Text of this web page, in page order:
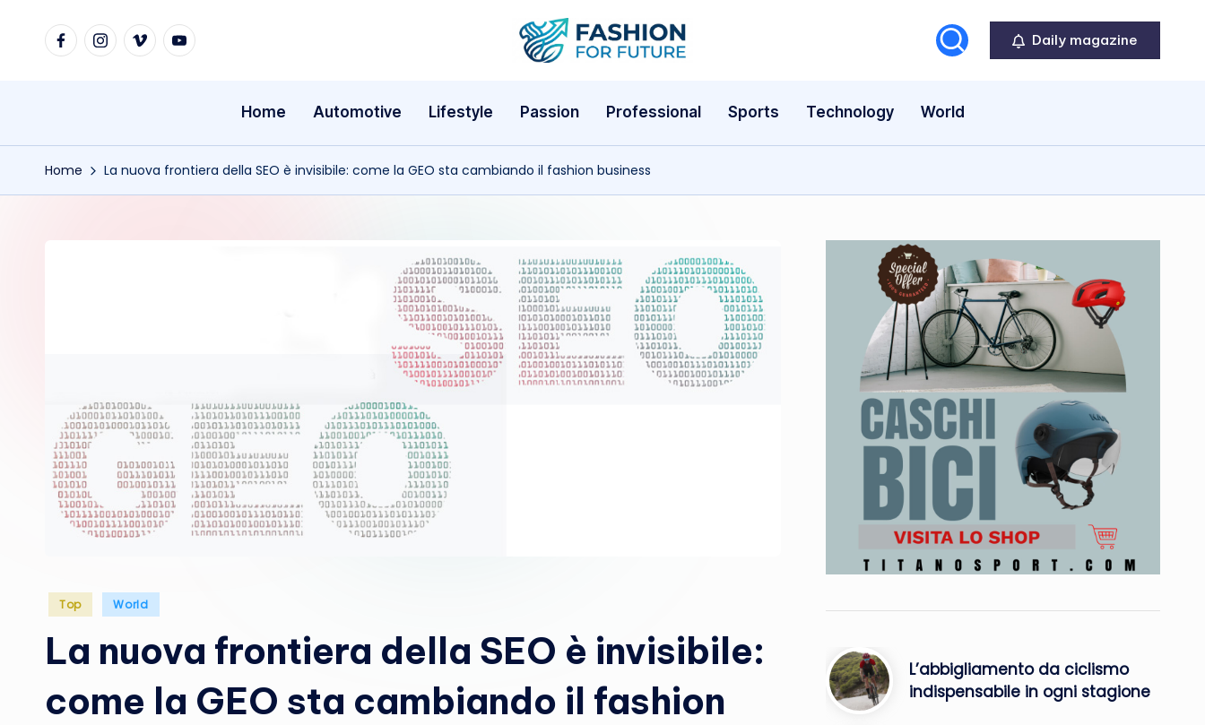
FacebookInstagram
vimeoYoutube
F
h
n
f
o
Daily magazine
Home Automotive Lifestyle Passion Professional Sports Technology World
Home La nuova frontiera della SEO è invisibile: come la GEO sta cambiando il fashion business
Posted
Top World
La nuova frontiera della SEO è invisibile:
come la GEO sta cambiando il fashion
L’abbigliamento da ciclismo
indispensabile in ogni stagione